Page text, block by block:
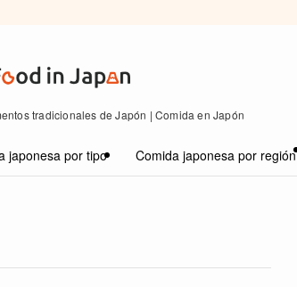
tradicionales de Japón | Comida en Japón
japonesa por tipo Comida japonesa por región